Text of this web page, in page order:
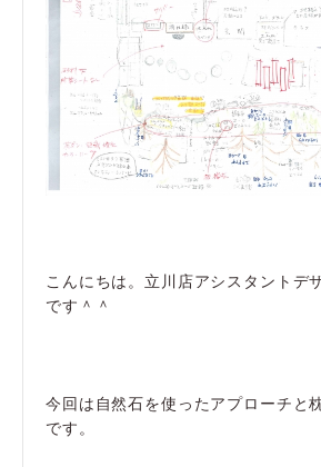
こんにちは。立川店アシスタントデ
です＾＾
今回は自然石を使ったアプローチと
です。